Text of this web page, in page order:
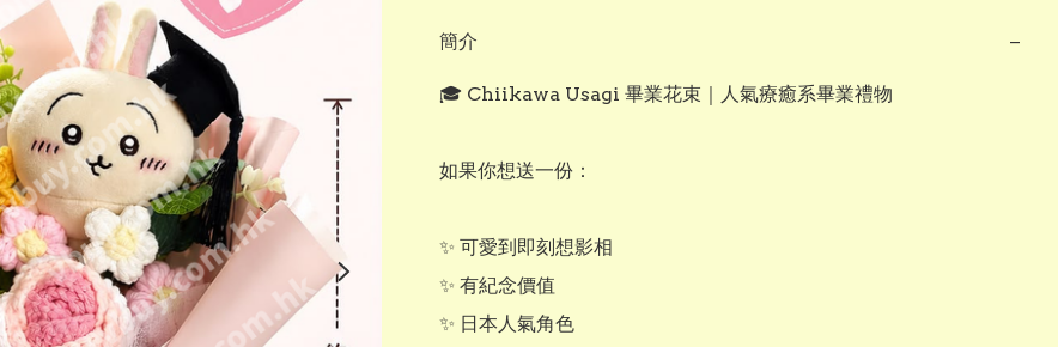
簡介 −
🎓 Chiikawa Usagi 畢業花束｜人氣療癒系畢業禮物
如果你想送一份：
✨ 可愛到即刻想影相
✨ 有紀念價值
✨ 日本人氣角色